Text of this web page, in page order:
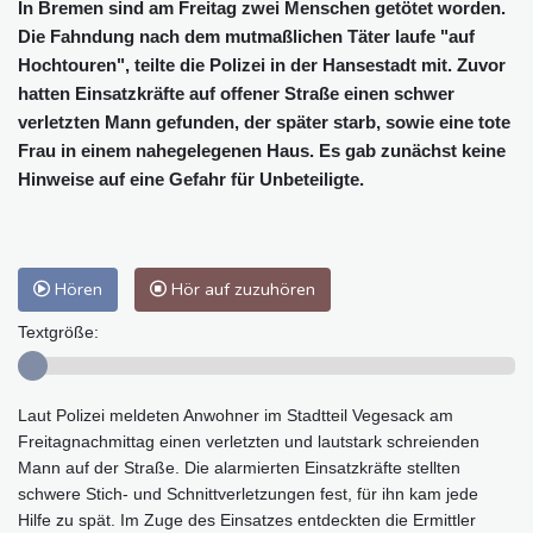
In Bremen sind am Freitag zwei Menschen getötet worden.
Die Fahndung nach dem mutmaßlichen Täter laufe "auf
Hochtouren", teilte die Polizei in der Hansestadt mit. Zuvor
hatten Einsatzkräfte auf offener Straße einen schwer
verletzten Mann gefunden, der später starb, sowie eine tote
Frau in einem nahegelegenen Haus. Es gab zunächst keine
Hinweise auf eine Gefahr für Unbeteiligte.
Hören Hör auf zuzuhören
Textgröße:
Laut Polizei meldeten Anwohner im Stadtteil Vegesack am
Freitagnachmittag einen verletzten und lautstark schreienden
Mann auf der Straße. Die alarmierten Einsatzkräfte stellten
schwere Stich- und Schnittverletzungen fest, für ihn kam jede
Hilfe zu spät. Im Zuge des Einsatzes entdeckten die Ermittler